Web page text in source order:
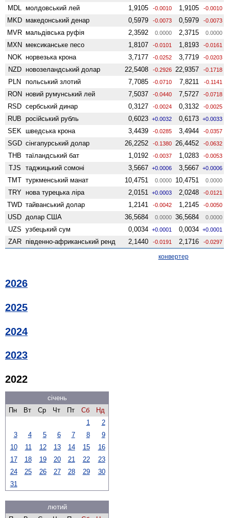
MDL молдовський лей 1,9105 -0.0010 1,9105 -0.0010
MKD македонський денар 0,5979 -0.0073 0,5979 -0.0073
MVR мальдівська руфія 2,3592 0.0000 2,3715 0.0000
MXN мексиканське песо 1,8107 -0.0101 1,8193 -0.0161
NOK норвезька крона 3,7177 -0.0252 3,7719 -0.0203
NZD ново­зеландський долар 22,5408 -0.2926 22,9357 -0.1718
PLN польський злотий 7,7085 -0.0710 7,8211 -0.1141
RON новий румунський лей 7,5037 -0.0440 7,5727 -0.0718
RSD сербський динар 0,3127 -0.0024 0,3132 -0.0025
RUB російський рубль 0,6023 +0.0032 0,6173 +0.0033
SEK шведська крона 3,4439 -0.0285 3,4944 -0.0357
SGD сінгапурський долар 26,2252 -0.1380 26,4452 -0.0632
THB таїландський бат 1,0192 -0.0037 1,0283 -0.0053
TJS таджицький сомоні 3,5667 +0.0006 3,5667 +0.0006
TMT туркменський манат 10,4751 0.0000 10,4751 0.0000
TRY нова турецька ліра 2,0151 +0.0003 2,0248 -0.0121
TWD тайванський долар 1,2141 -0.0042 1,2145 -0.0050
USD долар США 36,5684 0.0000 36,5684 0.0000
UZS узбецький сум 0,0034 +0.0001 0,0034 +0.0001
ZAR південно-африканський ренд 2,1440 -0.0191 2,1716 -0.0297
конвертер
2026
2025
2024
2023
2022
січень
Пн
Вт Ср Чт Пт Сб
Нд
1
2
3
4 5 6 7 8
9
10
11 12 13 14 15
16
17
18 19 20 21 22
23
24
25 26 27 28 29
30
31
лютий